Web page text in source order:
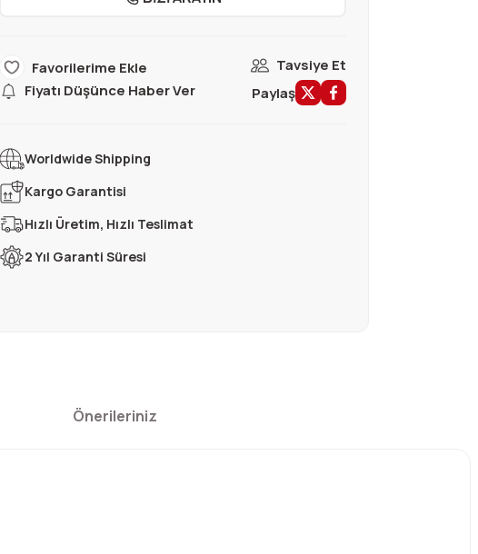
Tavsiye Et
Fiyatı Düşünce Haber Ver
Paylaş
Worldwide Shipping
Kargo Garantisi
Hızlı Üretim, Hızlı Teslimat
2 Yıl Garanti Süresi
Önerileriniz